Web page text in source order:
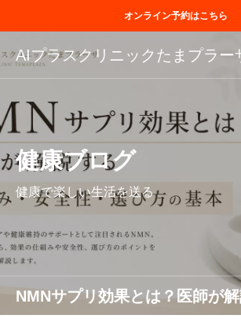
オンライン予約はこちら
AIプラスクリニックたまプラー
NMNサプリ効果とは？医師が
健康ブログ
健康で楽しい生活を送る